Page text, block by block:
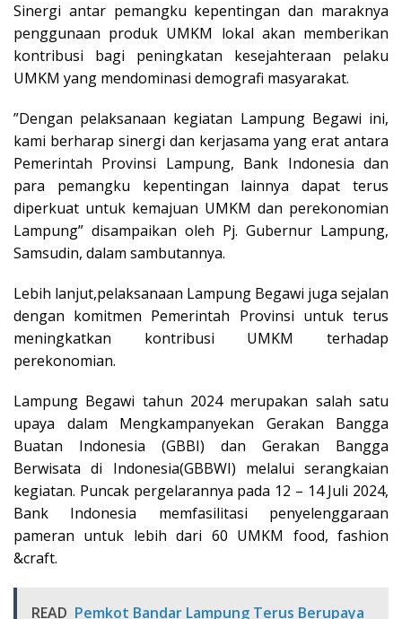
Sinergi antar pemangku kepentingan dan maraknya
penggunaan produk UMKM lokal akan memberikan
kontribusi bagi peningkatan kesejahteraan pelaku
UMKM yang mendominasi demografi masyarakat.
”Dengan pelaksanaan kegiatan Lampung Begawi ini,
kami berharap sinergi dan kerjasama yang erat antara
Pemerintah Provinsi Lampung, Bank Indonesia dan
para pemangku kepentingan lainnya dapat terus
diperkuat untuk kemajuan UMKM dan perekonomian
Lampung” disampaikan oleh Pj. Gubernur Lampung,
Samsudin, dalam sambutannya.
Lebih lanjut,pelaksanaan Lampung Begawi juga sejalan
dengan komitmen Pemerintah Provinsi untuk terus
meningkatkan kontribusi UMKM terhadap
perekonomian.
Lampung Begawi tahun 2024 merupakan salah satu
upaya dalam Mengkampanyekan Gerakan Bangga
Buatan Indonesia (GBBI) dan Gerakan Bangga
Berwisata di Indonesia(GBBWI) melalui serangkaian
kegiatan. Puncak pergelarannya pada 12 – 14 Juli 2024,
Bank Indonesia memfasilitasi penyelenggaraan
pameran untuk lebih dari 60 UMKM food, fashion
&craft.
READ Pemkot Bandar Lampung Terus Berupaya